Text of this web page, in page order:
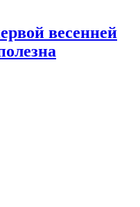
весенней